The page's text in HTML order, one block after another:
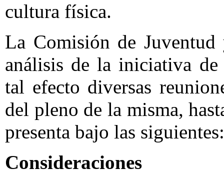
cultura física.
La Comisión de
análisis de la iniciativa de
tal efecto diversas
del pleno de la misma,
presenta bajo las siguientes:
Consideraciones